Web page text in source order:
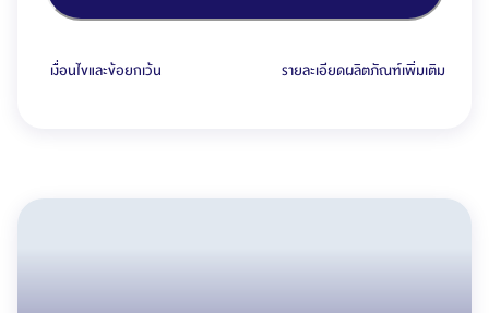
เงื่อนไขและข้อยกเว้น รายละเอียดผลิตภัณฑ์เพิ่มเติม